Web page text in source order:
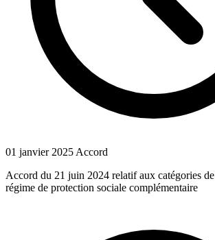
01 janvier 2025 Accord
Accord du 21 juin 2024 relatif aux catégories
régime de protection sociale complémentaire